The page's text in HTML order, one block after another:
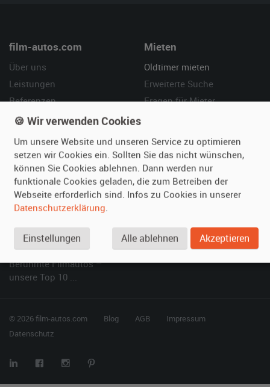
film-autos.com
Über uns
Leistungen
Referenzen
Kundenmeinungen
Mieten
Oldtimer mieten
Erweiterte Suche
Fragen für Mieter
Vermieten
Oldtimer anmelden
Fotos senden
Fragen für Vermieter
Hilfe
Häufige Fragen (FAQ)
So funktioniert's
SPECIAL
Berühmte Filmautos –
unsere Top 10 ...
© 2026 film-autos.com Blog AGB
Impressum
Datenschutz
🍪 Wir verwenden Cookies
Um unsere Website und unseren Service zu optimieren
setzen wir Cookies ein. Sollten Sie das nicht wünschen,
können Sie Cookies ablehnen. Dann werden nur
funktionale Cookies geladen, die zum Betreiben der
Webseite erforderlich sind. Infos zu Cookies in unserer
Datenschutzerklärung.
Einstellungen Alle ablehnen Akzeptieren